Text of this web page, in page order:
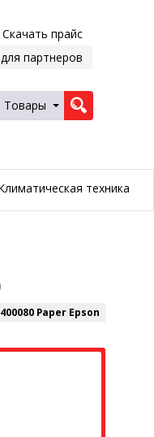
Скачать прайс
партнеров
Товары
техника
Paper Epson